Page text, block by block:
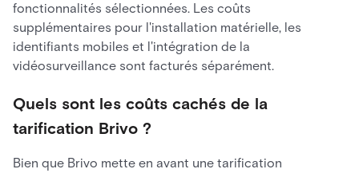
fonctionnalités sélectionnées. Les coûts
supplémentaires pour l'installation matérielle, les
identifiants mobiles et l'intégration de la
vidéosurveillance sont facturés séparément.
Quels sont les coûts cachés de la
tarification Brivo ?
Bien que Brivo mette en avant une tarification